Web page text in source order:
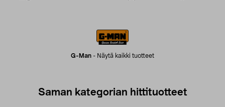
G-Man - Näytä kaikki tuotteet
Saman kategorian hittituotteet